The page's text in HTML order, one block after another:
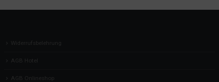
Widerrufsbelehrung
AGB Hotel
AGB Onlineshop